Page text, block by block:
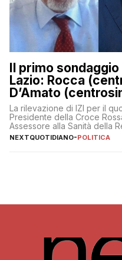
Il primo
Lazio: Rocca
D’Amato
La rilevazione di IZI per il
Presidente della Croce
Assessore alla Sanità della
Donatella Bianchi
NEXTQUOTIDIANO-POLITICA